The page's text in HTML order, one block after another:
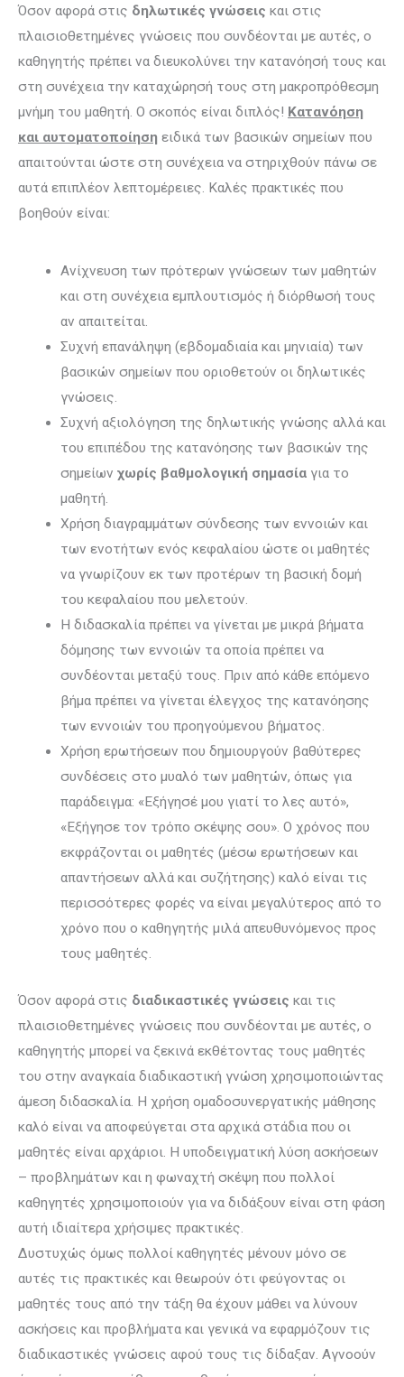
Όσον αφορά στις δηλωτικές γνώσεις και στις
πλαισιοθετημένες γνώσεις που συνδέονται με αυτές, ο
καθηγητής πρέπει να διευκολύνει την κατανόησή τους και
στη συνέχεια την καταχώρησή τους στη μακροπρόθεσμη
μνήμη του μαθητή. Ο σκοπός είναι διπλός! Κατανόηση
και αυτοματοποίηση ειδικά των βασι­κών σημείων που
απαιτούνται ώστε στη συνέχεια να στηριχθούν πάνω σε
αυτά επιπλέον λεπτο­μέρειες. Καλές πρακτικές που
βοηθούν είναι:
Ανίχνευση των πρότερων γνώσεων των μαθητών
και στη συνέχεια εμπλουτισμός ή διόρθωσή τους
αν απαιτείται.
Συχνή επανάληψη (εβδομαδιαία και μηνιαία) των
βασικών σημείων που οριοθετούν οι δηλωτικές
γνώσεις.
Συχνή αξιολόγηση της δηλωτικής γνώσης αλλά και
του επιπέδου της κατανόησης των βασικών της
σημείων χωρίς βαθμολο­γική σημασίαγια το
μαθητή.
Χρήση διαγραμμάτων σύνδεσης των εννοιών και
των ενοτήτων ενός κεφαλαίου ώστε οι μαθητές
να γνωρίζουν εκ των προτέρων τη βασική δομή
του κεφαλαίου που μελετούν.
Η διδασκαλία πρέπει να γίνεται με μικρά βήματα
δόμησης των εννοιών τα οποία πρέπει να
συνδέονται μεταξύ τους. Πριν από κάθε επόμενο
βήμα πρέπει να γίνεται έλεγχος της κατανόησης
των εννοιών του προηγούμενου βήματος.
Χρήση ερωτήσεων που δημιουργούν βαθύτερες
συνδέσεις στο μυαλό των μαθητών, όπως για
παράδειγμα: «Εξήγησέ μου γιατί το λες αυτό»,
«Εξήγησε τον τρόπο σκέψης σου». Ο χρόνος που
εκφράζονται οι μαθητές (μέσω ερωτήσεων και
απαντήσεων αλλά και συζήτησης) καλό είναι τις
περισσότερες φορές να είναι μεγαλύτερος από το
χρόνο που ο καθηγητής μιλά απευθυνόμενος προς
τους μαθητές.
Όσον αφορά στις διαδικαστικές γνώσεις και τις
πλαισιοθετημένες γνώσεις που συνδέονται με αυτές, ο
καθηγητής μπορεί να ξεκινά εκθέτοντας τους μαθητές
του στην αναγκαία διαδικαστική γνώση χρησιμοποιώντας
άμεση διδασκαλία. Η χρήση ομαδοσυνεργατικής μάθησης
καλό είναι να αποφεύγεται στα αρχικά στάδια που οι
μαθητές είναι αρχάριοι. Η υποδειγματική λύση ασκήσεων
– προβλημάτων και η φωναχτή σκέψη που πολλοί
καθηγητές χρησιμοποιούν για να διδάξουν είναι στη φάση
αυτή ιδιαίτερα χρήσιμες πρακτικές.
Δυστυχώς όμως πολλοί καθηγητές μένουν μόνο σε
αυτές τις πρακτικές και θεωρούν ότι φεύγοντας οι
μαθητές τους από την τάξη θα έχουν μάθει να λύνουν
ασκήσεις και προβλήματα και γενικά να εφαρμόζουν τις
διαδικαστικές γνώσεις αφού τους τις δίδαξαν. Αγνοούν